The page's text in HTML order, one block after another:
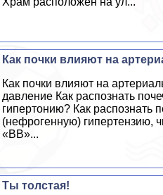
Как почки влияют на
Как почки влияют на
давление Как распознать
гипертонию? Как распознать
(нефрогенную) гипертензию,
«ВВ»...
Ты толстая!